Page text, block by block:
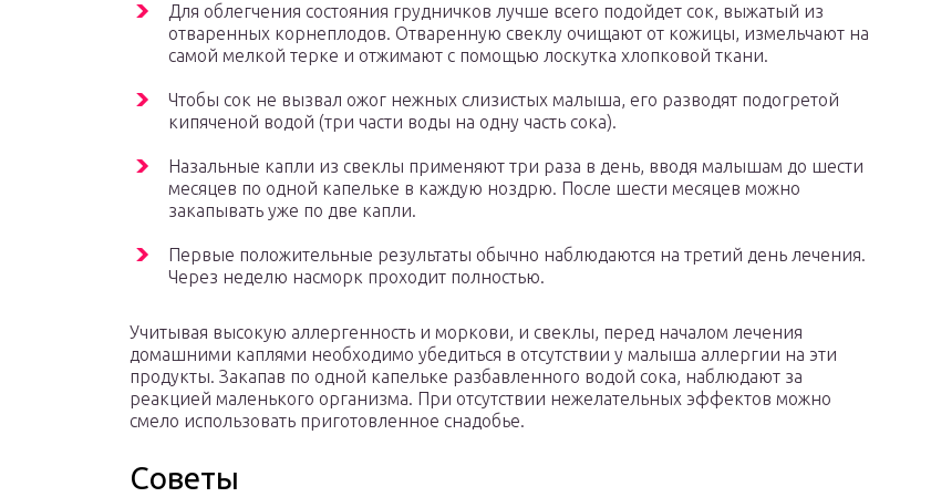
Для облегчения состояния грудничков лучше всего подойдет сок, выжатый из
отваренных корнеплодов. Отваренную свеклу очищают от кожицы, измельчают на
самой мелкой терке и отжимают с помощью лоскутка хлопковой ткани.
Чтобы сок не вызвал ожог нежных слизистых малыша, его разводят подогретой
кипяченой водой (три части воды на одну часть сока).
Назальные капли из свеклы применяют три раза в день, вводя малышам до шести
месяцев по одной капельке в каждую ноздрю. После шести месяцев можно
закапывать уже по две капли.
Первые положительные результаты обычно наблюдаются на третий день лечения.
Через неделю насморк проходит полностью.
Учитывая высокую аллергенность и моркови, и свеклы, перед началом лечения
домашними каплями необходимо убедиться в отсутствии у малыша аллергии на эти
продукты. Закапав по одной капельке разбавленного водой сока, наблюдают за
реакцией маленького организма. При отсутствии нежелательных эффектов можно
смело использовать приготовленное снадобье.
Советы